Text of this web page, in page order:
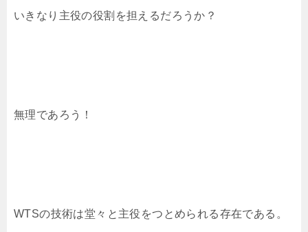
いきなり主役の役割を担えるだろうか？
無理であろう！
WTSの技術は堂々と主役をつとめられる存在である。